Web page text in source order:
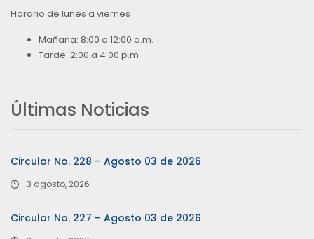
Horario de lunes a viernes
Mañana: 8:00 a 12:00 a.m.
Tarde: 2:00 a 4:00 p.m
Últimas Noticias
Circular No. 228 – Agosto 03 de 2026
3 agosto, 2026
Circular No. 227 – Agosto 03 de 2026